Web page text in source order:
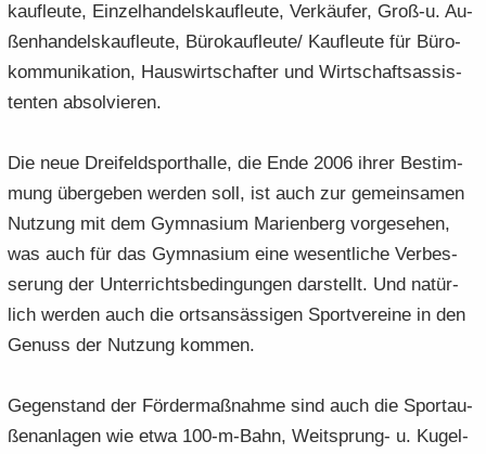
kauf­leu­te, Ein­zel­han­dels­kauf­leu­te, Ver­käu­fer, Groß-​u. Au­
ßen­han­dels­kauf­leu­te, Bü­ro­kauf­leu­te/ Kauf­leu­te für Bü­ro­
kom­mu­ni­ka­ti­on, Haus­wirt­schaf­ter und Wirt­schafts­as­sis­
ten­ten ab­sol­vie­ren.
Die neue Drei­feld­sport­hal­le, die Ende 2006 ihrer Be­stim­
mung über­ge­ben wer­den soll, ist auch zur ge­mein­sa­men
Nut­zung mit dem Gym­na­si­um Ma­ri­en­berg vor­ge­se­hen,
was auch für das Gym­na­si­um eine we­sent­li­che Ver­bes­
se­rung der Un­ter­richts­be­din­gun­gen dar­stellt. Und na­tür­
lich wer­den auch die orts­an­säs­si­gen Sport­ver­ei­ne in den
Ge­nuss der Nut­zung kom­men.
Ge­gen­stand der För­der­maß­nah­me sind auch die Sportau­
ßen­an­la­gen wie etwa 100-​m-Bahn, Weitsprung-​ u. Ku­gel­